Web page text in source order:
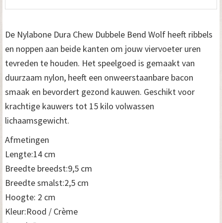
De Nylabone Dura Chew Dubbele Bend Wolf heeft ribbels
en noppen aan beide kanten om jouw viervoeter uren
tevreden te houden. Het speelgoed is gemaakt van
duurzaam nylon, heeft een onweerstaanbare bacon
smaak en bevordert gezond kauwen. Geschikt voor
krachtige kauwers tot 15 kilo volwassen
lichaamsgewicht.
Afmetingen
Lengte:14 cm
Breedte breedst:9,5 cm
Breedte smalst:2,5 cm
Hoogte: 2 cm
Kleur:Rood / Crème